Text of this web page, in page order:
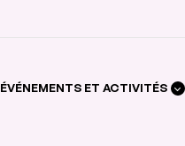
ÉVÉNEMENTS ET ACTIVITÉS